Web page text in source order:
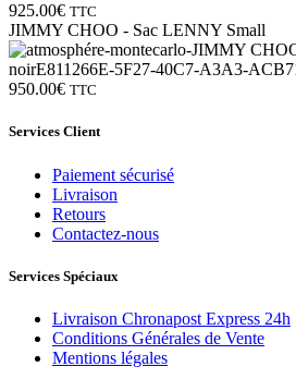
925.00€ TTC
JIMMY CHOO - Sac LENNY Small
950.00€ TTC
Services Client
Paiement sécurisé
Livraison
Retours
Contactez-nous
Services Spéciaux
Livraison Chronapost Express 24h
Conditions Générales de Vente
Mentions légales